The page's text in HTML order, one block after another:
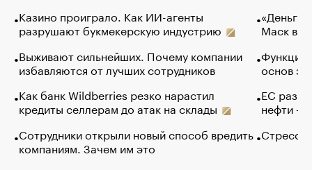
Казино проиграло. Как ИИ-агенты
разрушают букмекерскую индустрию
Выживают сильнейших. Почему компании
избавляются от лучших сотрудников
Как банк Wildberries резко нарастил
кредиты селлерам до атак на склады
Сотрудники открыли новый способ вредить
компаниям. Зачем им это
«Деньги
Маск в
Функции
основ
ЕС
нефти —
Стресс